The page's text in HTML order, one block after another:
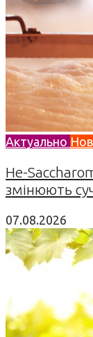
Актуально
Не-
змінюють
07.08.2026